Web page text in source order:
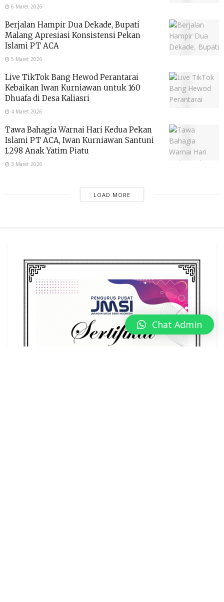
6 Maret 2026
Berjalan Hampir Dua Dekade, Bupati
Malang Apresiasi Konsistensi Pekan
Islami PT ACA
5 Maret 2026
Live TikTok Bang Hewod Perantarai
Kebaikan Iwan Kurniawan untuk 160
Dhuafa di Desa Kaliasri
4 Maret 2026
Tawa Bahagia Warnai Hari Kedua Pekan
Islami PT ACA, Iwan Kurniawan Santuni
1.298 Anak Yatim Piatu
3 Maret 2026
LOAD MORE
Chat Admin